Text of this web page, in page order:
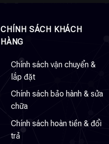
CHÍNH SÁCH KHÁCH
HÀNG
Chính sách vận chuyển &
lắp đặt
Chính sách bảo hành & sửa
chữa
Chính sách hoàn tiền & đổi
trả